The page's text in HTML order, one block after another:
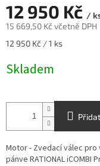
12 950 Kč /
15 669,50 Kč včetně DPH
Měrná
12 950 Kč / 1 ks
Skladem
Motor - Zvedací válec pro
pánve RATIONAL iCOMBI